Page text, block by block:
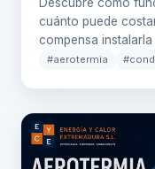
cuánto puede
compensa
#aerotermia